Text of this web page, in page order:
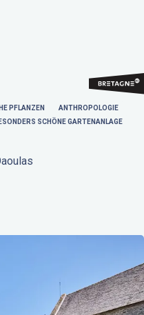
PFLANZEN
ANTHROPOLOGIE
SCHÖNE GARTENANLAGE
aux